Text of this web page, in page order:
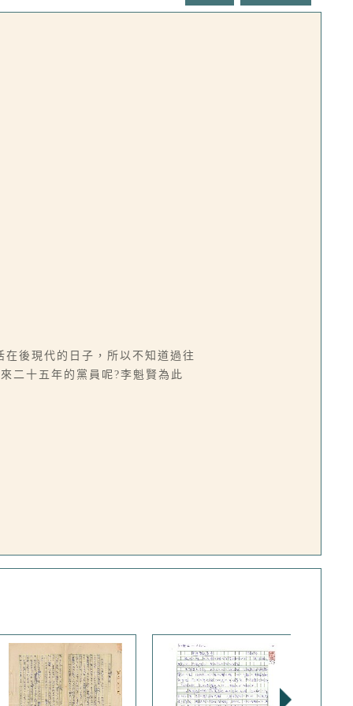
後現代的日子，所以不知道過往
二十五年的黨員呢?李魁賢為此